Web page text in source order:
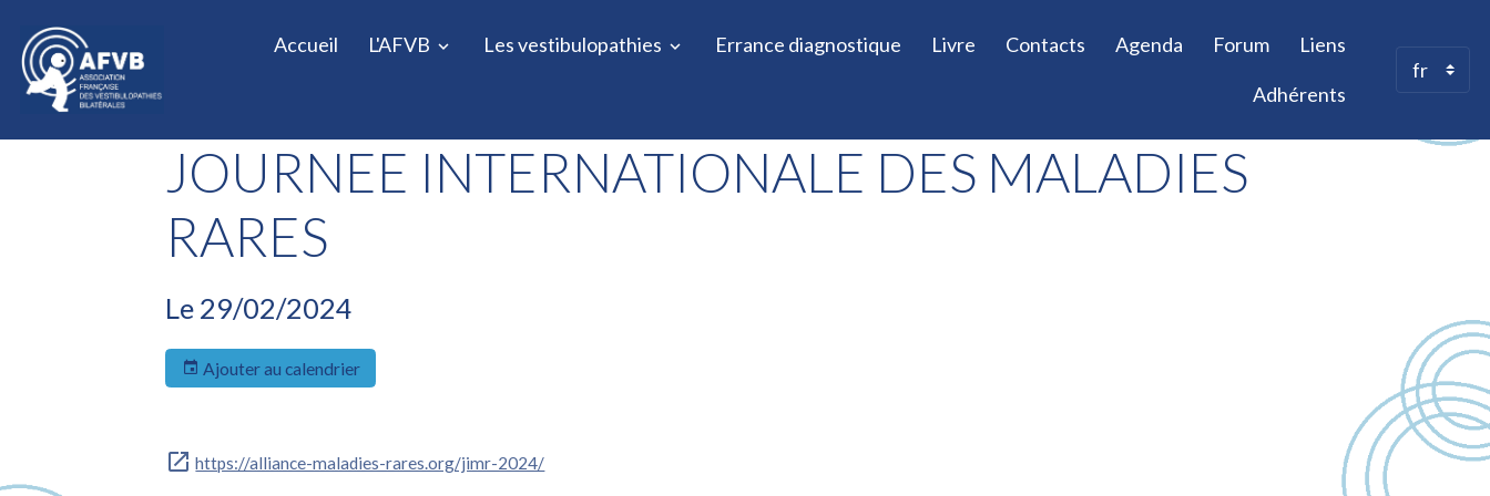
Accueil L'AFVB Les vestibulopathies Errance diagnostique Livre Contacts Agenda Forum Liens
Adhérents
JOURNEE INTERNATIONALE DES MALADIES
RARES
Le 29/02/2024
Ajouter au calendrier
https://alliance-maladies-rares.org/jimr-2024/